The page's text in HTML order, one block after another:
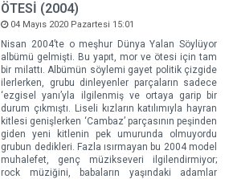
ÖTESİ (2004)
04 Mayıs 2020 Pazartesi 15:01
Nisan 2004’te o meşhur Dünya Yalan Söylüyor
albümü gelmişti. Bu yapıt, mor ve ötesi için tam
bir milattı. Albümün söylemi gayet politik çizgide
ilerlerken, grubu dinleyenler parçaların sadece
‘ezgisel yanı’yla ilgilenmiş ve ortaya garip bir
durum çıkmıştı. Liseli kızların katılımıyla hayran
kitlesi genişlerken ‘Cambaz’ parçasının peşinden
giden yeni kitlenin pek umurunda olmuyordu
grubun dedikleri. Fazla ısırmayan bu 2004 model
muhalefet, genç müzikseveri ilgilendirmiyor;
rock müziğini, babaların yaşındaki adamlar